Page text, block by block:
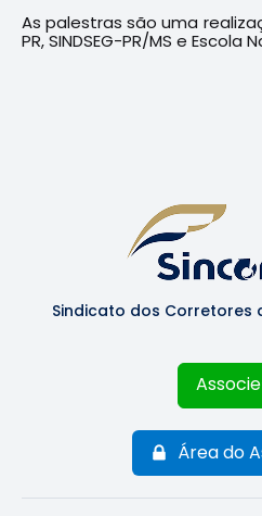
As palestras são uma
PR, SINDSEG-PR/MS e Escola
Sindicato dos Corretores
Área do